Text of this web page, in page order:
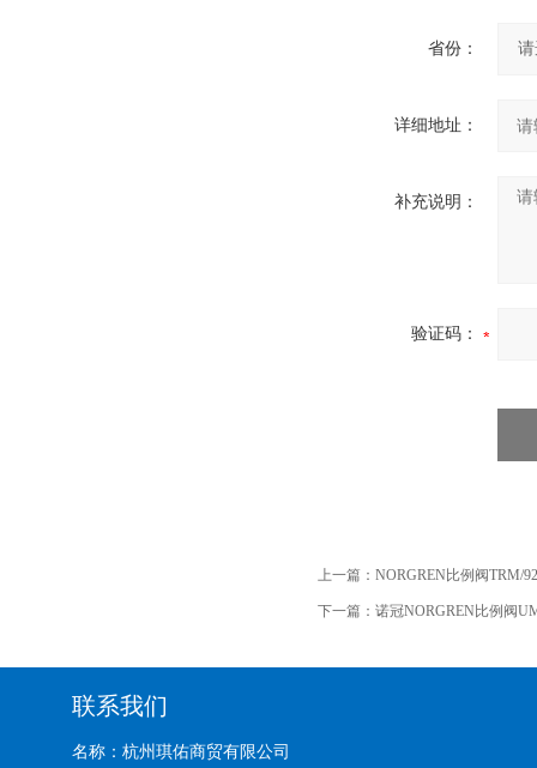
省份：
详细地址：
补充说明：
验证码：
上一篇： NORGREN比例阀TRM/
下一篇： 诺冠NORGREN比例阀
联系我们
名称：杭州琪佑商贸有限公司